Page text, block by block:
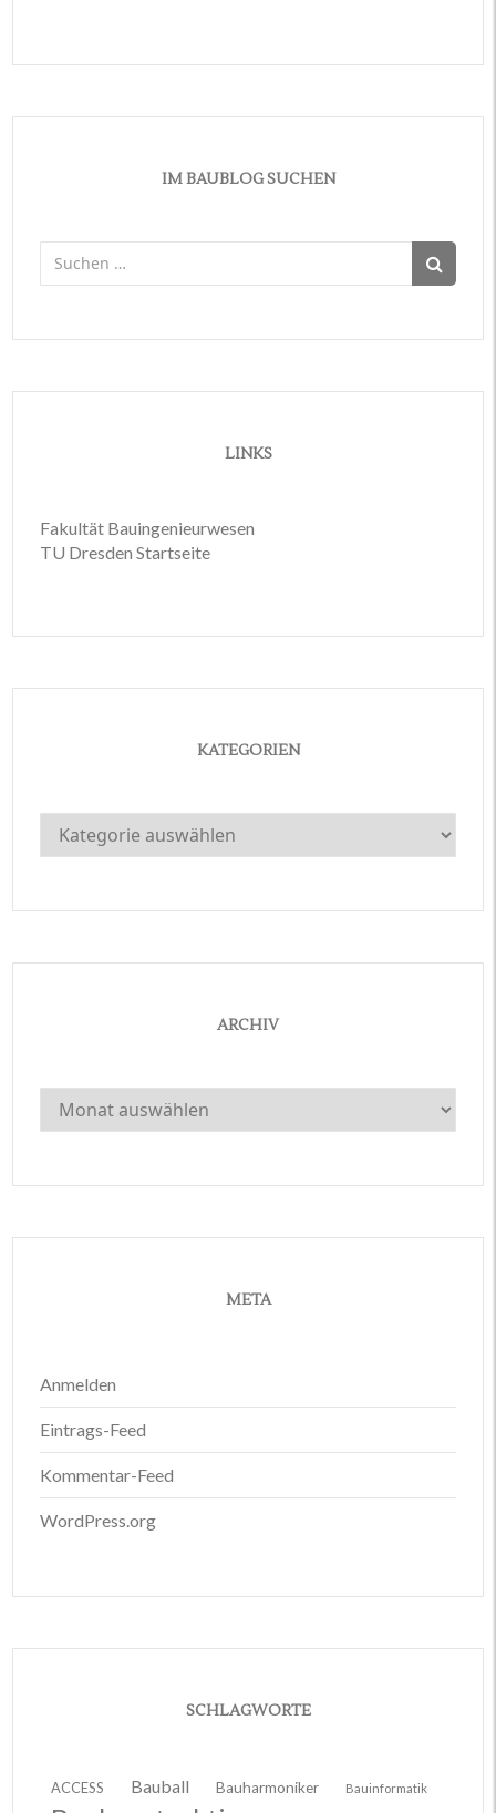
IM BAUBLOG SUCHEN
Suchen
nach:
LINKS
Fakultät Bauingenieurwesen
TU Dresden Startseite
KATEGORIEN
Kategorien
ARCHIV
Archiv
META
Anmelden
Eintrags-Feed
Kommentar-Feed
WordPress.org
SCHLAGWORTE
ACCESS Bauball Bauharmoniker Bauinformatik